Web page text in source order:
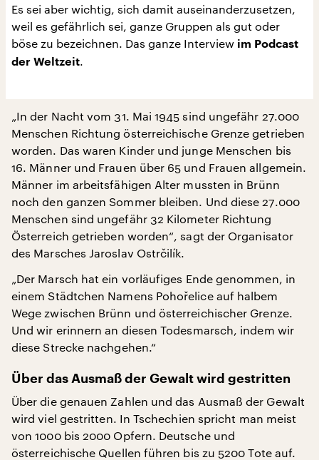
Es sei aber wichtig, sich damit auseinanderzusetzen,
weil es gefährlich sei, ganze Gruppen als gut oder
böse zu bezeichnen. Das ganze Interview im Podcast
der Weltzeit.
„In der Nacht vom 31. Mai 1945 sind ungefähr 27.000
Menschen Richtung österreichische Grenze getrieben
worden. Das waren Kinder und junge Menschen bis
16. Männer und Frauen über 65 und Frauen allgemein.
Männer im arbeitsfähigen Alter mussten in Brünn
noch den ganzen Sommer bleiben. Und diese 27.000
Menschen sind ungefähr 32 Kilometer Richtung
Österreich getrieben worden“, sagt der Organisator
des Marsches Jaroslav Ostrčilík.
„Der Marsch hat ein vorläufiges Ende genommen, in
einem Städtchen Namens Pohořelice auf halbem
Wege zwischen Brünn und österreichischer Grenze.
Und wir erinnern an diesen Todesmarsch, indem wir
diese Strecke nachgehen.“
Über das Ausmaß der Gewalt wird gestritten
Über die genauen Zahlen und das Ausmaß der Gewalt
wird viel gestritten. In Tschechien spricht man meist
von 1000 bis 2000 Opfern. Deutsche und
österreichische Quellen führen bis zu 5200 Tote auf.